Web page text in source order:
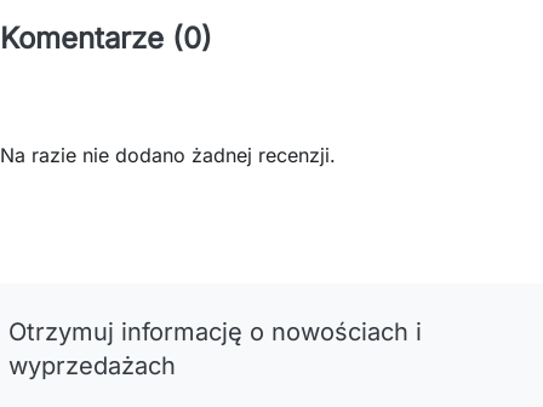
Komentarze (0)
Na razie nie dodano żadnej recenzji.
Otrzymuj informację o nowościach i
wyprzedażach